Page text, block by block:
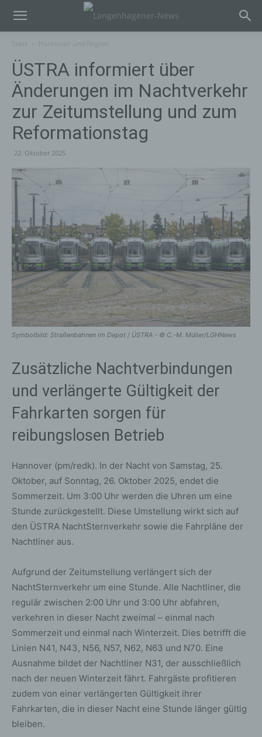
ÜSTRA informiert über
Änderungen im Nachtverkehr
zur Zeitumstellung und zum
Reformationstag
22. Oktober 2025
Symbolbild: Straßenbahnen im Depot / ÜSTRA - © C.-M. Müller/LGHNews
Zusätzliche Nachtverbindungen
und verlängerte Gültigkeit der
Fahrkarten sorgen für
reibungslosen Betrieb
Hannover (pm/redk). In der Nacht von Samstag, 25.
Oktober, auf Sonntag, 26. Oktober 2025, endet die
Sommerzeit. Um 3:00 Uhr werden die Uhren um eine
Stunde zurückgestellt. Diese Umstellung wirkt sich auf
den ÜSTRA NachtSternverkehr sowie die Fahrpläne der
Nachtliner aus.
Aufgrund der Zeitumstellung verlängert sich der
NachtSternverkehr um eine Stunde. Alle Nachtliner, die
regulär zwischen 2:00 Uhr und 3:00 Uhr abfahren,
verkehren in dieser Nacht zweimal – einmal nach
Sommerzeit und einmal nach Winterzeit. Dies betrifft die
Linien N41, N43, N56, N57, N62, N63 und N70. Eine
Ausnahme bildet der Nachtliner N31, der ausschließlich
nach der neuen Winterzeit fährt. Fahrgäste profitieren
zudem von einer verlängerten Gültigkeit ihrer
Fahrkarten, die in dieser Nacht eine Stunde länger gültig
bleiben.